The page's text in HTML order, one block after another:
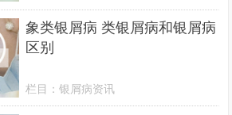
象类银屑病 类银屑病和银屑病
区别
栏目：银屑病资讯